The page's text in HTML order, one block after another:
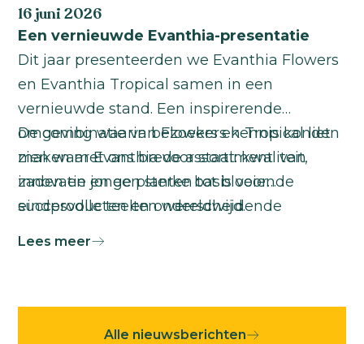
16 juni 2026
Een vernieuwde Evanthia-presentatie
Dit jaar presenteerden we Evanthia Flowers
en Evanthia Tropical samen in een
vernieuwde stand. Een inspirerende
omgeving waarin bezoekers kennis konden
maken met ons brede assortiment: van
zaden en jonge planten tot bloeiende
eindproducten en onderscheidende
De combinatie van Flowers en Tropical liet
zien waar Evanthia voor staat: kwaliteit,
innovatie en een sterke basis voor
succesvolle teelten wereldwijd.
Lees meer
Alle nieuwsberichten